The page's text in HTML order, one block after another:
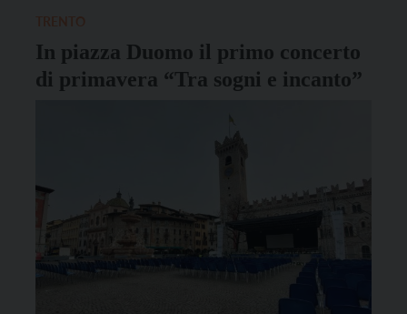
In piazza Duomo il primo concerto
di primavera “Tra sogni e incanto”